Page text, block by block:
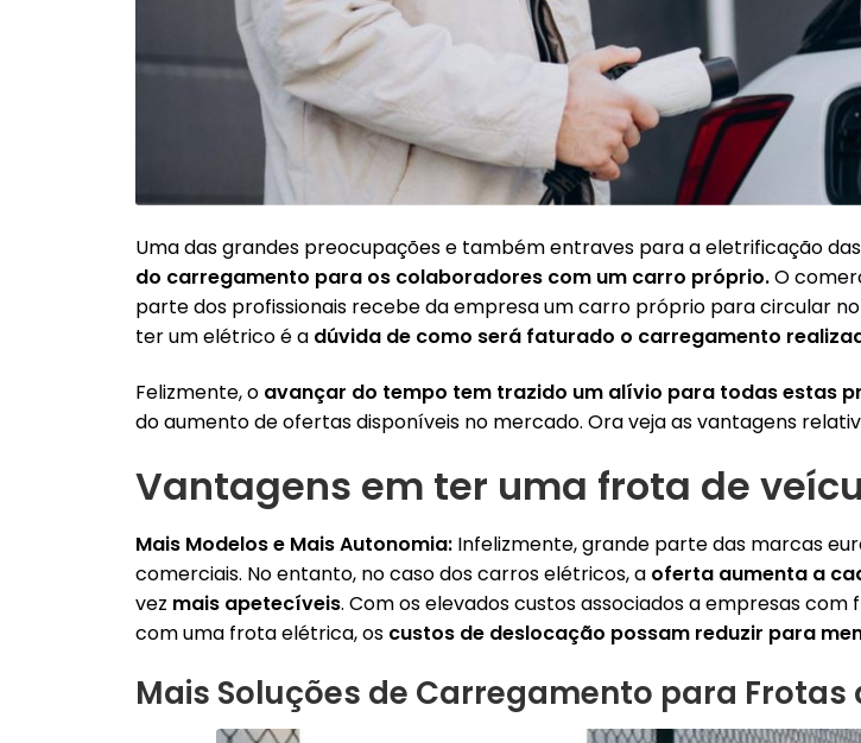
Uma das grandes preocupações e também entraves para a eletrificação
do carregamento para os colaboradores com um carro próprio.O
parte dos profissionais recebe da empresa um carro próprio para circular
ter um elétrico é a dúvida de como será faturado o carregamento
Felizmente, o avançar do tempo tem trazido um alívio para todas estas
do aumento de ofertas disponíveis no mercado. Ora veja as vantagens
Vantagens em ter uma frota de
Mais Modelos e Mais Autonomia: Infelizmente, grande parte das marcas
comerciais. No entanto, no caso dos carros elétricos, a oferta aumenta a
vez mais apetecíveis. Com os elevados custos associados a empresas
com uma frota elétrica, os custos de deslocação possam reduzir para
Mais Soluções de Carregamento para Frotas